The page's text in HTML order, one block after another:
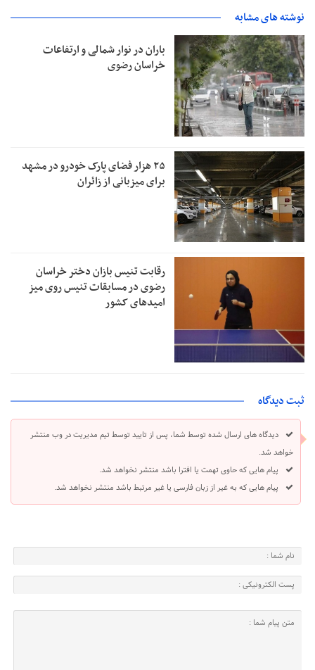
نوشته های مشابه
باران در نوار شمالی و ارتفاعات
خراسان رضوی
۲۵ هزار فضای پارک خودرو در مشهد
برای میزبانی از زائران
رقابت تنیس بازان دختر خراسان
رضوی در مسابقات تنیس روی میز
امیدهای کشور
ثبت دیدگاه
دیدگاه های ارسال شده توسط شما، پس از تایید توسط تیم مدیریت در وب منتشر
خواهد شد.
پیام هایی که حاوی تهمت یا افترا باشد منتشر نخواهد شد.
پیام هایی که به غیر از زبان فارسی یا غیر مرتبط باشد منتشر نخواهد شد.